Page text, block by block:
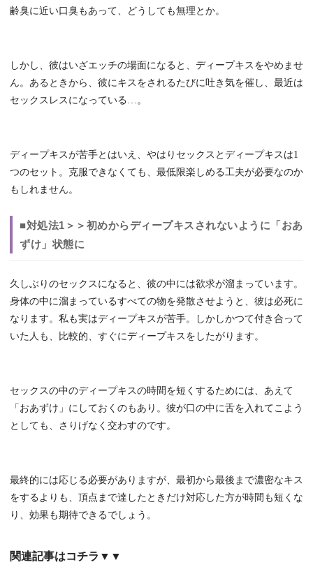
齢臭に近い口臭もあって、どうしても無理とか。
しかし、彼はいざエッチの場面になると、ディープキスをやめませ
ん。あるときから、彼にキスをされるたびに吐き気を催し、最近は
セックスレスになっている…。
ディープキスが苦手とはいえ、やはりセックスとディープキスは1
つのセット。克服できなくても、最低限楽しめる工夫が必要なのか
もしれません。
■対処法1＞＞初めからディープキスされないように「おあ
ずけ」状態に
久しぶりのセックスになると、彼の中には欲求が溜まっています。
身体の中に溜まっているすべての物を発散させようと、彼は必死に
なります。私も実はディープキスが苦手。しかしかつて付き合って
いた人も、比較的、すぐにディープキスをしたがります。
セックスの中のディープキスの時間を短くするためには、あえて
「おあずけ」にしておくのもあり。彼が口の中に舌を入れてこよう
としても、さりげなく交わすのです。
最終的には応じる必要がありますが、最初から最後まで濃密なキス
をするよりも、頂点まで達したときだけ対応した方が時間も短くな
り、効果も期待できるでしょう。
関連記事はコチラ▼▼